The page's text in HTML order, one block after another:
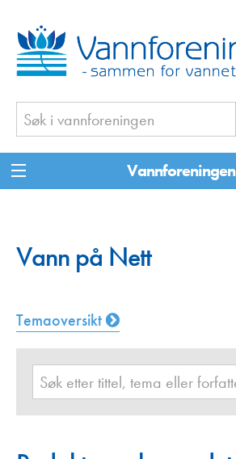
Vannforeningen
Vann på Nett
Temaoversikt